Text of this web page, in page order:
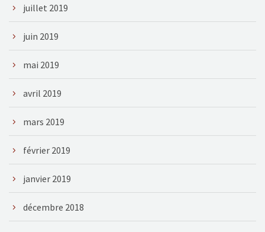
juillet 2019
juin 2019
mai 2019
avril 2019
mars 2019
février 2019
janvier 2019
décembre 2018